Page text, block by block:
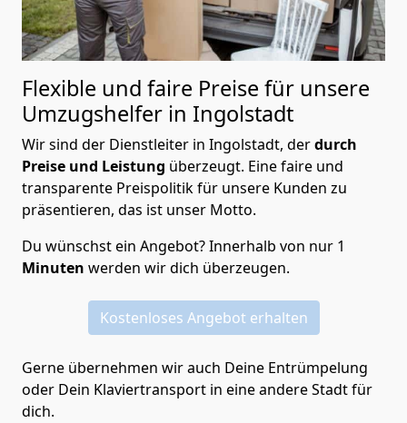
Flexible und faire Preise für unsere
Umzugshelfer in Ingolstadt
Wir sind der Dienstleiter in Ingolstadt, derdurch
Preise und Leistung überzeugt. Eine faire und
transparente Preispolitik für unsere Kunden zu
präsentieren, das ist unser Motto.
Du wünschst ein Angebot? Innerhalb von nur 1
Minuten werden wir dich überzeugen.
Kostenloses Angebot erhalten
Gerne übernehmen wir auch Deine Entrümpelung
oder Dein Klaviertransport in eine andere Stadt für
dich.